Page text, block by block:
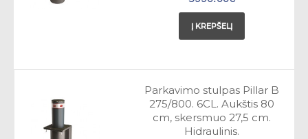
Į KREPŠELĮ
Parkavimo stulpas Pillar B
275/800. 6CL. Aukštis 80
cm, skersmuo 27,5 cm.
Hidraulinis.